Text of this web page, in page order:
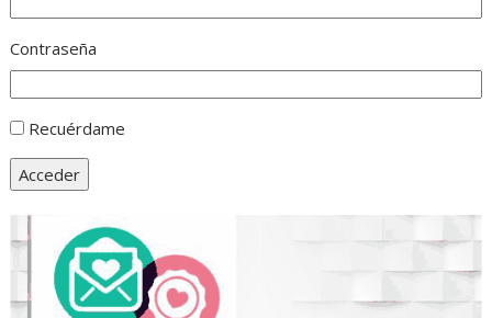
Contraseña
Recuérdame
Acceder